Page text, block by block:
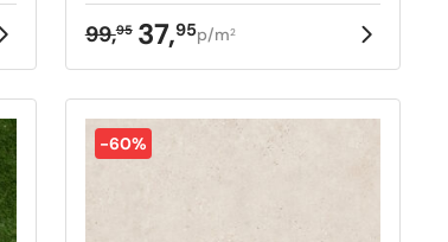
99,95
Oorspronkelijke
prijs
was:
99,95.
37,95
Huidige
prijs
is:
37,95.
p/m2
-60%